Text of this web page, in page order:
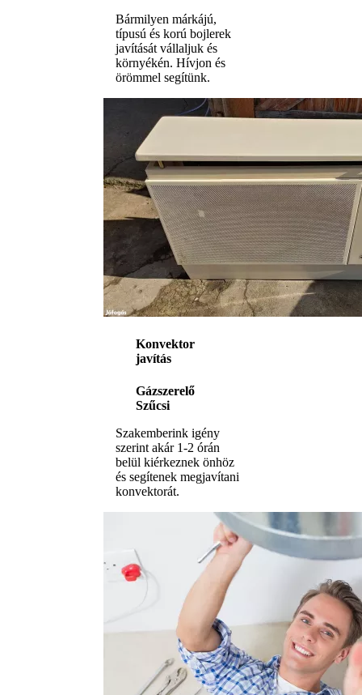
Bármilyen márkájú,
típusú és korú bojlerek
javítását vállaljuk és
környékén. Hívjon és
örömmel segítünk.
Konvektor
javítás
Gázszerelő
Szűcsi
Szakemberink igény
szerint akár 1-2 órán
belül kiérkeznek önhöz
és segítenek megjavítani
konvektorát.